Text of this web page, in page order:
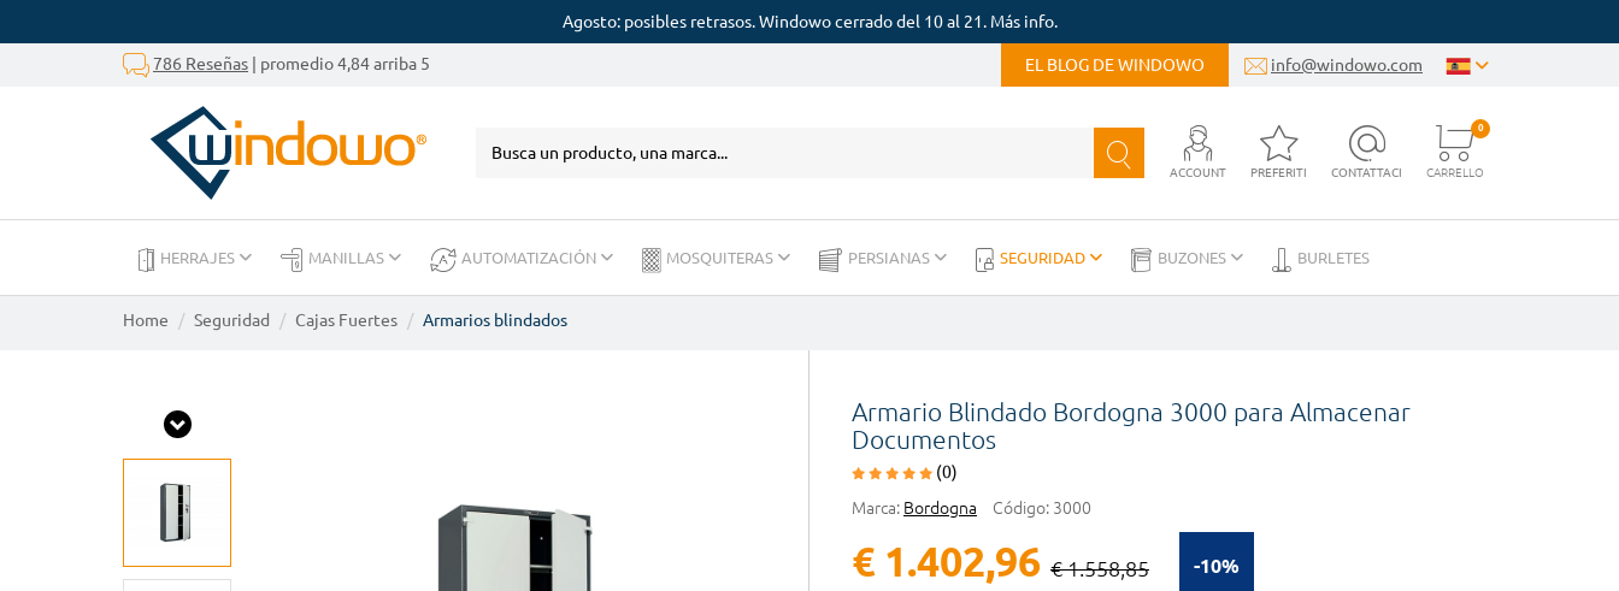
Agosto: posibles retrasos. Windowo cerrado del 10 al 21. Más info.
786 Reseñas | promedio 4,84 arriba 5 EL BLOG DE WINDOWO info@windowo.com
ACCOUNT PREFERITI CONTATTACI CARRELLO
0
HERRAJES MANILLAS AUTOMATIZACIÓN MOSQUITERAS PERSIANAS SEGURIDAD BUZONES BURLETES
Home Seguridad Cajas Fuertes Armarios blindados
Armario Blindado Bordogna 3000 para Almacenar
Documentos
(0)
Marca: Bordogna Código: 3000
-10%
€ 1.402,96 € 1.558,85